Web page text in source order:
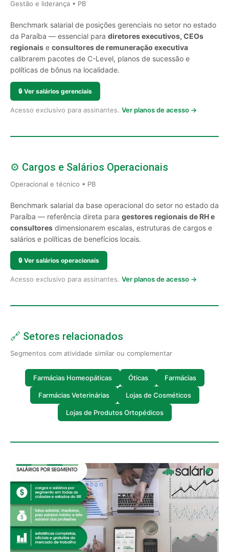
Gestão e liderança • PB
Benchmark salarial de posições gerenciais no setor no estado
da Paraíba — essencial para diretores executivos, CEOs
regionais e consultores de remuneração executiva
calibrarem pacotes de C-Level, planos de sucessão e
políticas de bônus na localidade.
🔒 Ver salários gerenciais
Acesso exclusivo para assinantes. Ver planos de acesso →
⚙️ Cargos e Salários Operacionais
Operacional e técnico • PB
Benchmark salarial da base operacional do setor no estado da
Paraíba — referência direta para gestores regionais de RH e
consultores dimensionarem escalas, estruturas de cargos e
salários e políticas de benefícios locais.
🔒 Ver salários operacionais
Acesso exclusivo para assinantes. Ver planos de acesso →
🔗 Setores relacionados
Segmentos com atividade similar ou complementar
Farmácias Homeopáticas Óticas Farmácias
Farmácias Veterinárias Lojas de Cosméticos
Lojas de Produtos Ortopédicos